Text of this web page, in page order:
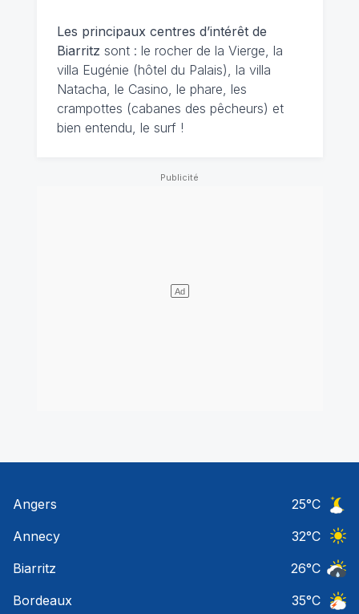
Les principaux centres d’intérêt de
Biarritz sont : le rocher de la Vierge, la
villa Eugénie (hôtel du Palais), la villa
Natacha, le Casino, le phare, les
crampottes (cabanes des pêcheurs) et
bien entendu, le surf !
Angers 25°C
Annecy
32°C
Biarritz
26°C
Bordeaux
35°C